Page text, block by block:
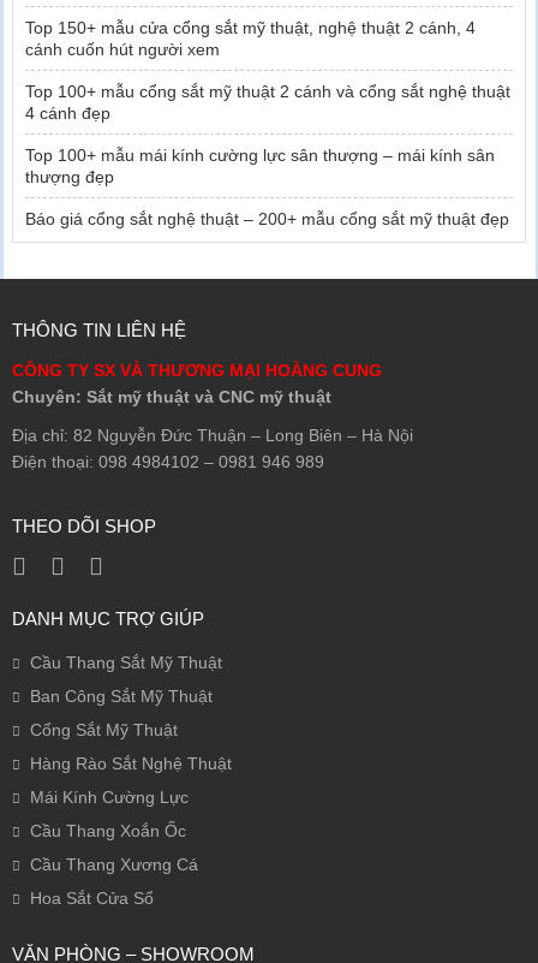
Top 150+ mẫu cửa cổng sắt mỹ thuật, nghệ thuật 2 cánh, 4
cánh cuốn hút người xem
Top 100+ mẫu cổng sắt mỹ thuật 2 cánh và cổng sắt nghệ thuật
4 cánh đẹp
Top 100+ mẫu mái kính cường lực sân thượng – mái kính sân
thượng đẹp
Báo giá cổng sắt nghệ thuật – 200+ mẫu cổng sắt mỹ thuật đẹp
THÔNG TIN LIÊN HỆ
CÔNG TY SX VÀ THƯƠNG MẠI HOÀNG CUNG
Chuyên: Sắt mỹ thuật và CNC mỹ thuật
Địa chỉ: 82 Nguyễn Đức Thuận – Long Biên – Hà Nội
Điện thoại: 098 4984102 – 0981 946 989
THEO DÕI SHOP
DANH MỤC TRỢ GIÚP
Cầu Thang Sắt Mỹ Thuật
Ban Công Sắt Mỹ Thuật
Cổng Sắt Mỹ Thuật
Hàng Rào Sắt Nghệ Thuật
Mái Kính Cường Lực
Cầu Thang Xoắn Ốc
Cầu Thang Xương Cá
Hoa Sắt Cửa Sổ
VĂN PHÒNG – SHOWROOM